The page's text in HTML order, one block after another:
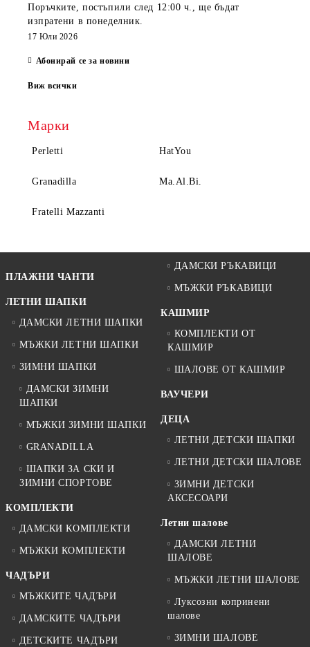
Поръчките, постъпили след 12:00 ч. , ще бъдат
изпратени в понеделник.
17 Юли 2026
Абонирай се за новини
Виж всички
Марки
Perletti HatYou
Granadilla Ma.Al.Bi.
Fratelli Mazzanti
ПЛАЖНИ ЧАНТИ
ЛЕТНИ ШАПКИ
ДАМСКИ ЛЕТНИ ШАПКИ
МЪЖКИ ЛЕТНИ ШАПКИ
ЗИМНИ ШАПКИ
ДАМСКИ ЗИМНИ
ШАПКИ
МЪЖКИ ЗИМНИ ШАПКИ
GRANADILLA
ШАПКИ ЗА СКИ И
ЗИМНИ СПОРТОВЕ
КОМПЛЕКТИ
ДАМСКИ КОМПЛЕКТИ
МЪЖКИ КОМПЛЕКТИ
ЧАДЪРИ
МЪЖКИТЕ ЧАДЪРИ
ДАМСКИТЕ ЧАДЪРИ
ДЕТСКИТЕ ЧАДЪРИ
ДАМСКИ РЪКАВИЦИ
МЪЖКИ РЪКАВИЦИ
КАШМИР
КОМПЛЕКТИ ОТ
КАШМИР
ШАЛОВЕ ОТ КАШМИР
ВАУЧЕРИ
ДЕЦА
ЛЕТНИ ДЕТСКИ ШАПКИ
ЛЕТНИ ДЕТСКИ ШАЛОВЕ
ЗИМНИ ДЕТСКИ
АКСЕСОАРИ
Летни шалове
ДАМСКИ ЛЕТНИ
ШАЛОВЕ
МЪЖКИ ЛЕТНИ ШАЛОВЕ
Луксозни копринени
шалове
ЗИМНИ ШАЛОВЕ